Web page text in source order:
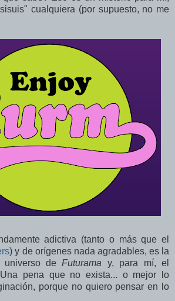
cualquiera (por supuesto, no me
adictiva (tanto o más que el
) y de orígenes nada agradables, es la
universo deFuturama y, para mí, el
Una pena que no exista... o mejor lo
porque no quiero pensar en lo